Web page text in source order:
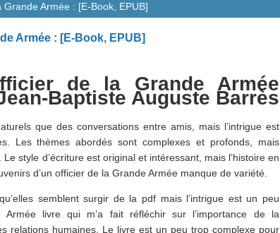
Grande Armée : [E-Book, EPUB]
Armée : [E-Book, EPUB]
de la Grande Armée
Baptiste Auguste Barrès
que des conversations entre amis, mais l’intrigue est
Les thèmes abordés sont complexes et profonds, mais
style d’écriture est original et intéressant, mais l’histoire en
d’un officier de la Grande Armée manque de variété.
semblent surgir de la pdf mais l’intrigue est un peu
livre qui m’a fait réfléchir sur l’importance de la
relations humaines. Le livre est un peu trop complexe pour